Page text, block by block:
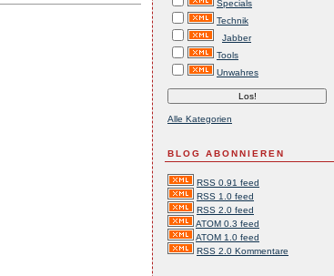
Specials
Technik
Jabber
Tools
Unwahres
Alle Kategorien
BLOG ABONNIEREN
RSS 0.91 feed
RSS 1.0 feed
RSS 2.0 feed
ATOM 0.3 feed
ATOM 1.0 feed
RSS 2.0 Kommentare